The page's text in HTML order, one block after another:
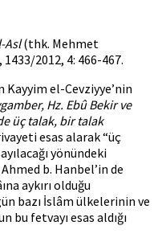
Asl(thk. Mehmet
2012, 4: 466-467.
Kayyim el-Cevziyye’nin
Hz. Ebû Bekir ve
üç talak, bir talak
esas alarak “üç
yönündeki
b. Hanbel’in de
aykırı olduğu
bazı İslâm ülkelerinin ve
bu fetvayı esas aldığı